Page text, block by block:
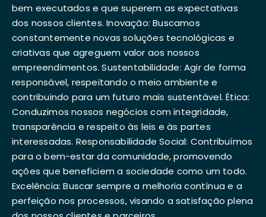
bem executados e que superem as expectativas
dos nossos clientes. Inovação: Buscamos
constantemente novas soluções tecnológicas e
criativas que agreguem valor aos nossos
empreendimentos. Sustentabilidade: Agir de forma
responsável, respeitando o meio ambiente e
contribuindo para um futuro mais sustentável. Ética:
Conduzimos nossos negócios com integridade,
transparência e respeito às leis e às partes
interessadas. Responsabilidade Social: Contribuímos
para o bem-estar da comunidade, promovendo
ações que beneficiem a sociedade como um todo.
Excelência: Buscar sempre a melhoria contínua e a
perfeição nos processos, visando a satisfação plena